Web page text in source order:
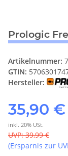
Prologic
Artikelnummer:
GTIN:
Hersteller:
35,90 €
inkl. 20% USt.
UVP:39,99 €
(Ersparnis zur